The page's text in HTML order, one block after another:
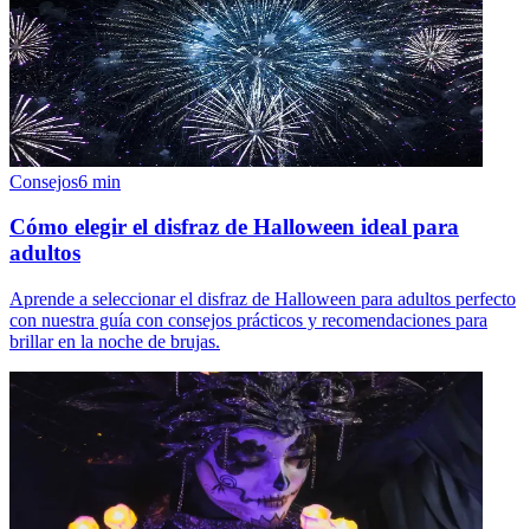
Consejos6 min
Cómo elegir el disfraz de Halloween ideal para
adultos
Aprende a seleccionar el disfraz de Halloween para adultos perfecto
con nuestra guía con consejos prácticos y recomendaciones para
brillar en la noche de brujas.